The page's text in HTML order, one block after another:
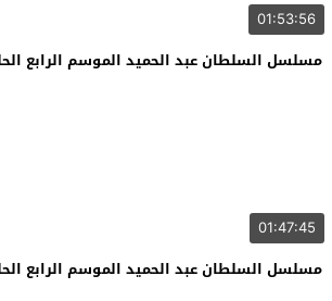
01:53:56
مسلسل السلطان عبد الحميد الموسم الرابع
01:47:45
مسلسل السلطان عبد الحميد الموسم الرابع